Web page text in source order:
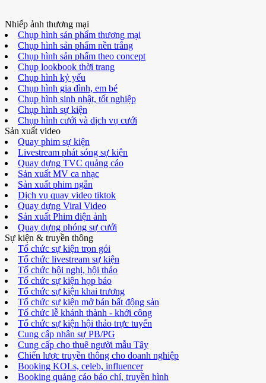
Nhiếp ảnh thương mại
Chụp hình sản phẩm thương mại
Chụp hình sản phẩm nền trắng
Chụp hình sản phẩm theo concept
Chụp lookbook thời trang
Chụp hình kỷ yếu
Chụp hình gia đình, em bé
Chụp hình sinh nhật, tốt nghiệp
Chụp hình sự kiện
Chụp hình cưới và dịch vụ cưới
Sản xuất video
Quay phim sự kiện
Livestream phát sóng sự kiện
Quay dựng TVC quảng cáo
Sản xuất MV ca nhạc
Sản xuất phim ngắn
Dịch vụ quay video tiktok
Quay dựng Viral Video
Sản xuất Phim điện ảnh
Quay dựng phóng sự cưới
Sự kiện & truyền thông
Tổ chức sự kiện trọn gói
Tổ chức livestream sự kiện
Tổ chức hội nghị, hội thảo
Tổ chức sự kiện họp báo
Tổ chức sự kiện khai trương
Tổ chức sự kiện mở bán bất động sản
Tổ chức lễ khánh thành - khởi công
Tổ chức sự kiện hội thảo trực tuyến
Cung cấp nhân sự PB/PG
Cung cấp cho thuê người mẫu Tây
Chiến lược truyền thông cho doanh nghiệp
Booking KOLs, celeb, influencer
Booking quảng cáo báo chí, truyền hình